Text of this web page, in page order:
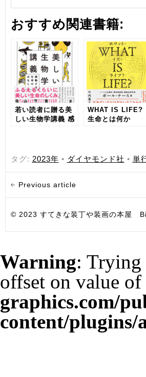
おすすめ関連書籍:
若い読者に贈る美
しい生物学講義 感
WHAT IS LIFE?
生命とは何か
タグ: 2023年 • ダイヤモンド社 • 単
Previous article
© 2023 すてきな装丁や装画の本屋
Warning: Trying
offset on value
graphics.com/
content/plugins/